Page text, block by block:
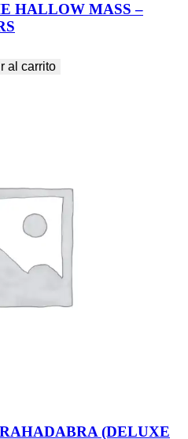
HALLOW MASS –
al carrito
(DELUXE